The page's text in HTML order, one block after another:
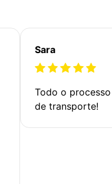
Sara
Todo o
de transporte!